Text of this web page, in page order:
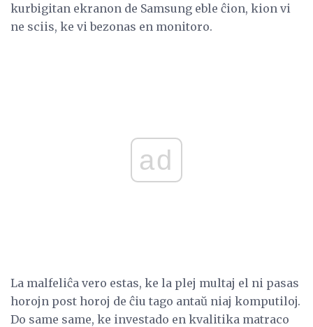
kurbigitan ekranon de Samsung eble ĉion, kion vi
ne sciis, ke vi bezonas en monitoro.
ad
La malfeliĉa vero estas, ke la plej multaj el ni pasas
horojn post horoj de ĉiu tago antaŭ niaj komputiloj.
Do same same, ke investado en kvalitika matraco